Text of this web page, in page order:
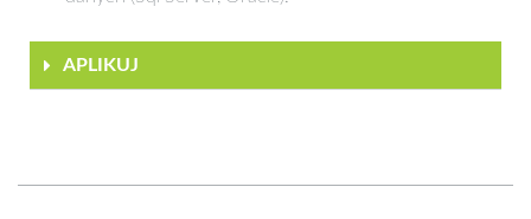
APLIKUJ